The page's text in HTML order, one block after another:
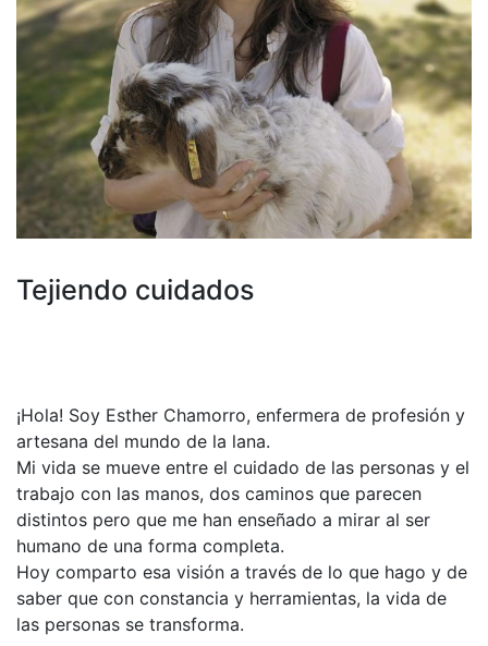
Tejiendo cuidados
¡Hola! Soy Esther Chamorro, enfermera de profesión y
artesana del mundo de la lana.
Mi vida se mueve entre el cuidado de las personas y el
trabajo con las manos, dos caminos que parecen
distintos pero que me han enseñado a mirar al ser
humano de una forma completa.
Hoy comparto esa visión a través de lo que hago y de
saber que con constancia y herramientas, la vida de
las personas se transforma.